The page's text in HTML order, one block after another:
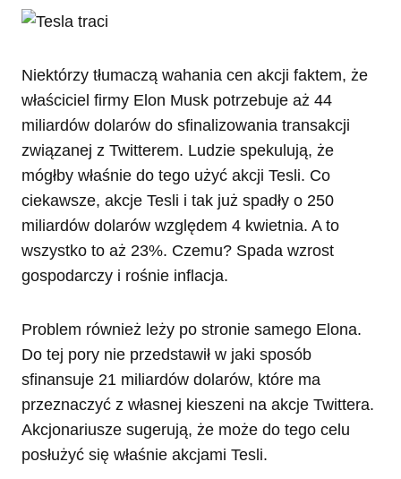
Niektórzy tłumaczą wahania cen akcji faktem, że
właściciel firmy Elon Musk potrzebuje aż 44
miliardów dolarów do sfinalizowania transakcji
związanej z Twitterem. Ludzie spekulują, że
mógłby właśnie do tego użyć akcji Tesli. Co
ciekawsze, akcje Tesli i tak już spadły o 250
miliardów dolarów względem 4 kwietnia. A to
wszystko to aż 23%. Czemu? Spada wzrost
gospodarczy i rośnie inflacja.
Problem również leży po stronie samego Elona.
Do tej pory nie przedstawił w jaki sposób
sfinansuje 21 miliardów dolarów, które ma
przeznaczyć z własnej kieszeni na akcje Twittera.
Akcjonariusze sugerują, że może do tego celu
posłużyć się właśnie akcjami Tesli.